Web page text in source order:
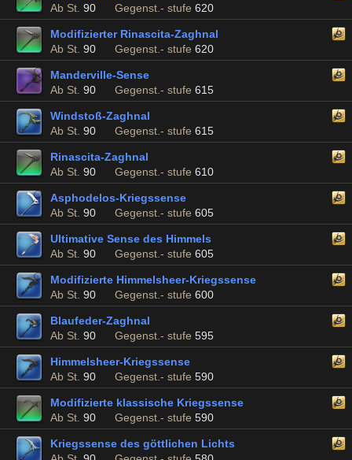
Ab St. 90 Gegenst.- stufe 620
Modifizierter Rinascita-Zaghnal
Ab St. 90 Gegenst.- stufe 620
Manderville-Sense
Ab St. 90 Gegenst.- stufe 615
Windstoß-Zaghnal
Ab St. 90 Gegenst.- stufe 615
Rinascita-Zaghnal
Ab St. 90 Gegenst.- stufe 610
Asphodelos-Kriegssense
Ab St. 90 Gegenst.- stufe 605
Ultimative Sense des Himmels
Ab St. 90 Gegenst.- stufe 605
Modifizierte Himmelsheer-Kriegssense
Ab St. 90 Gegenst.- stufe 600
Blaufeder-Zaghnal
Ab St. 90 Gegenst.- stufe 595
Himmelsheer-Kriegssense
Ab St. 90 Gegenst.- stufe 590
Modifizierte klassische Kriegssense
Ab St. 90 Gegenst.- stufe 590
Kriegssense des göttlichen Lichts